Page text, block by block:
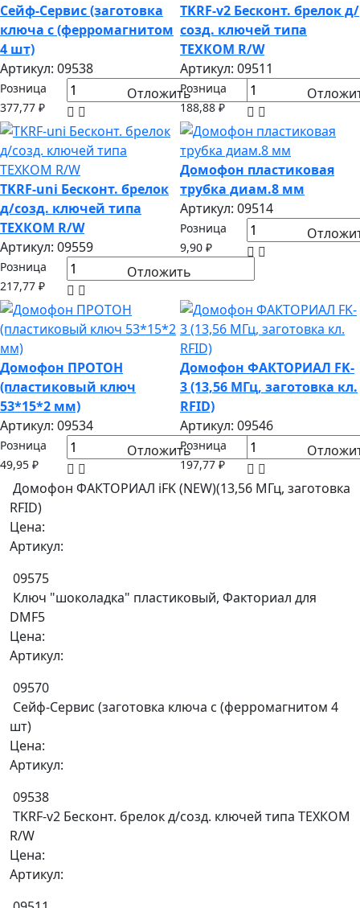
Сейф-Сервис (заготовка
ключа с (ферромагнитом
4 шт)
Артикул: 09538
Розница
377,77 ₽
Отложить
TKRF-v2 Бесконт. брелок д/
созд. ключей типа
ТЕХКОМ R/W
Артикул: 09511
Розница
188,88 ₽
TKRF-uni Бесконт. брелок
д/созд. ключей типа
ТЕХКОМ R/W
Артикул: 09559
Розница
217,77 ₽
Отложить
Домофон пластиковая
трубка диам.8 мм
Артикул: 09514
Розница
9,90 ₽
Домофон ПРОТОН
(пластиковый ключ
53*15*2 мм)
Артикул: 09534
Розница
49,95 ₽
Отложить
Домофон ФАКТОРИАЛ FK-
3 (13,56 МГц, заготовка кл.
RFID)
Артикул: 09546
Розница
197,77 ₽
Домофон ФАКТОРИАЛ iFK (NEW)(13,56 МГц, заготовка
RFID)
Цена:
Артикул:
09575
Ключ "шоколадка" пластиковый, Факториал для
DMF5
Цена:
Артикул:
09570
Сейф-Сервис (заготовка ключа с (ферромагнитом 4
шт)
Цена:
Артикул:
09538
TKRF-v2 Бесконт. брелок д/созд. ключей типа ТЕХКОМ
R/W
Цена:
Артикул: